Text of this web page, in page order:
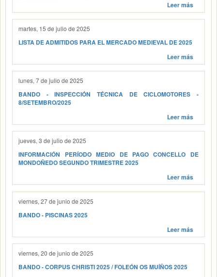
Leer más
martes, 15 de julio de 2025
LISTA DE ADMITIDOS PARA EL MERCADO MEDIEVAL DE 2025
Leer más
lunes, 7 de julio de 2025
BANDO - INSPECCIÓN TÉCNICA DE CICLOMOTORES -
8/SETEMBRO/2025
Leer más
jueves, 3 de julio de 2025
INFORMACIÓN PERÍODO MEDIO DE PAGO CONCELLO DE
MONDOÑEDO SEGUNDO TRIMESTRE 2025
Leer más
viernes, 27 de junio de 2025
BANDO - PISCINAS 2025
Leer más
viernes, 20 de junio de 2025
BANDO - CORPUS CHRISTI 2025 / FOLEÓN OS MUÍÑOS 2025